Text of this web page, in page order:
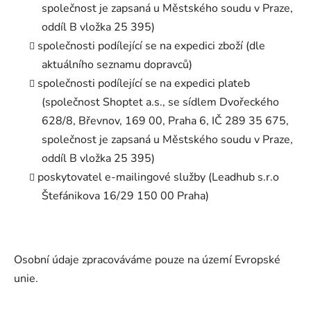
společnost je zapsaná u Městského soudu v Praze,
oddíl B vložka 25 395)
společnosti podílející se na expedici zboží (dle
aktuálního seznamu dopravců)
společnosti podílející se na expedici plateb
(společnost Shoptet a.s., se sídlem Dvořeckého
628/8, Břevnov, 169 00, Praha 6, IČ 289 35 675,
společnost je zapsaná u Městského soudu v Praze,
oddíl B vložka 25 395)
poskytovatel e-mailingové služby (Leadhub s.r.o
Štefánikova 16/29 150 00 Praha)
Osobní údaje zpracováváme pouze na území Evropské
unie.